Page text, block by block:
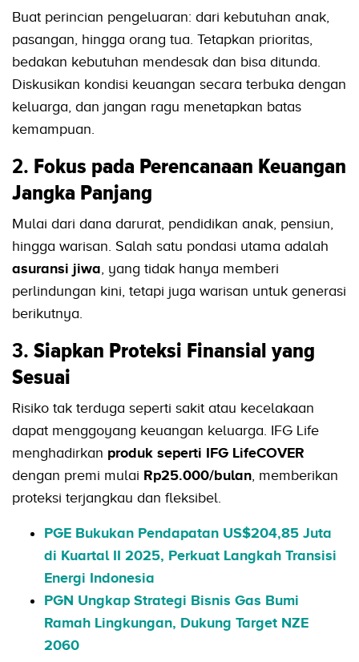
Buat perincian pengeluaran: dari kebutuhan anak,
pasangan, hingga orang tua. Tetapkan prioritas,
bedakan kebutuhan mendesak dan bisa ditunda.
Diskusikan kondisi keuangan secara terbuka dengan
keluarga, dan jangan ragu menetapkan batas
kemampuan.
2. Fokus pada Perencanaan Keuangan
Jangka Panjang
Mulai dari dana darurat, pendidikan anak, pensiun,
hingga warisan. Salah satu pondasi utama adalah
asuransi jiwa , yang tidak hanya memberi
perlindungan kini, tetapi juga warisan untuk generasi
berikutnya.
3. Siapkan Proteksi Finansial yang
Sesuai
Risiko tak terduga seperti sakit atau kecelakaan
dapat menggoyang keuangan keluarga. IFG Life
menghadirkan produk seperti IFG LifeCOVER
dengan premi mulai Rp25.000/bulan , memberikan
proteksi terjangkau dan fleksibel.
PGE Bukukan Pendapatan US$204,85 Juta
di Kuartal II 2025, Perkuat Langkah Transisi
Energi Indonesia
PGN Ungkap Strategi Bisnis Gas Bumi
Ramah Lingkungan, Dukung Target NZE
2060